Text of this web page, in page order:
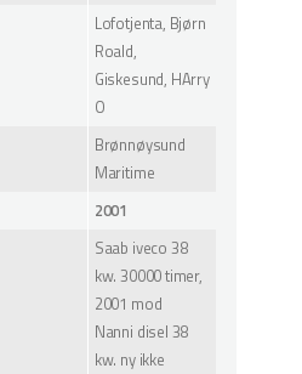
Lofotjenta, Bjørn
Roald,
Giskesund, HArry
O
Brønnøysund
Maritime
2001
Saab iveco 38
kw. 30000 timer,
2001 mod
Nanni disel 38
kw. ny ikke